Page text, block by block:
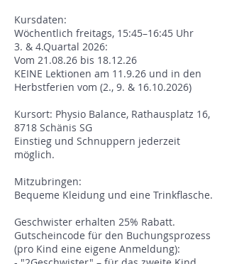
Kursdaten:
Wöchentlich freitags, 15:45–16:45 Uhr
3. & 4.Quartal 2026:
Vom 21.08.26 bis 18.12.26
KEINE Lektionen am 11.9.26 und in den
Herbstferien vom (2., 9. & 16.10.2026)
Kursort: Physio Balance, Rathausplatz 16,
8718 Schänis SG
Einstieg und Schnuppern jederzeit
möglich.
Mitzubringen:
Bequeme Kleidung und eine Trinkflasche.
Geschwister erhalten 25% Rabatt.
Gutscheincode für den Buchungsprozess
(pro Kind eine eigene Anmeldung):